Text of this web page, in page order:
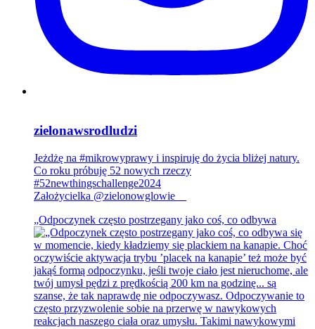
zielonawsrodludzi
Jeżdżę na #mikrowyprawy i inspiruję do życia bliżej natury.
Co roku próbuję 52 nowych rzeczy
#52newthingschallenge2024
Założycielka @zielonowglowie__
„Odpoczynek często postrzegany jako coś, co odbywa